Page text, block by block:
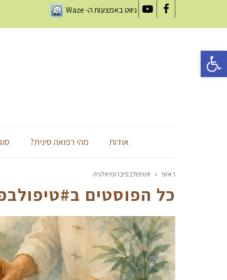
Facebook
YouTube
ניווט באמצעות ה-Waze
אודות מהי רפואה סינית?
ראשי » #טיפולבפיברומיאלגיה
כל הפוסטים ב
פתח סרגל נגישות